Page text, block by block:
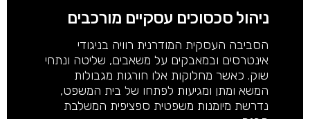
ניהול סכסוכים עסקיים מורכבים
הסביבה העסקית המודרנית רוויה בניגודי
אינטרסים ובמאבקים על משאבים, שליטה ונתחי
שוק. כאשר מחלוקות אלו חורגות מגבולות
המשא ומתן ומגיעות לפתחו של בית המשפט,
נדרשת מיומנות משפטית ספציפית המשלבת